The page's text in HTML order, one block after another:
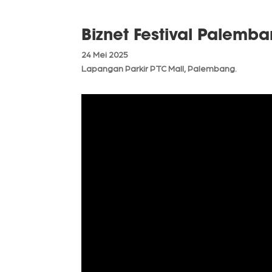
Biznet Festival
24 Mei 2025
Lapangan Parkir PTC Mall, Palembang.